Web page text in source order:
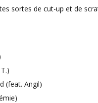
sortes de cut-up et de
(feat. Angil)